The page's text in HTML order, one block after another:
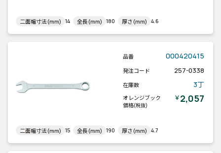
二面幅寸法(mm) 14 全長(mm) 180 厚さ(mm) 4.6
品番 000420415
発注コード 257-0338
在庫数 3丁
オレンジブック
価格(税抜)
￥2,057
二面幅寸法(mm) 15 全長(mm) 190 厚さ(mm) 4.7